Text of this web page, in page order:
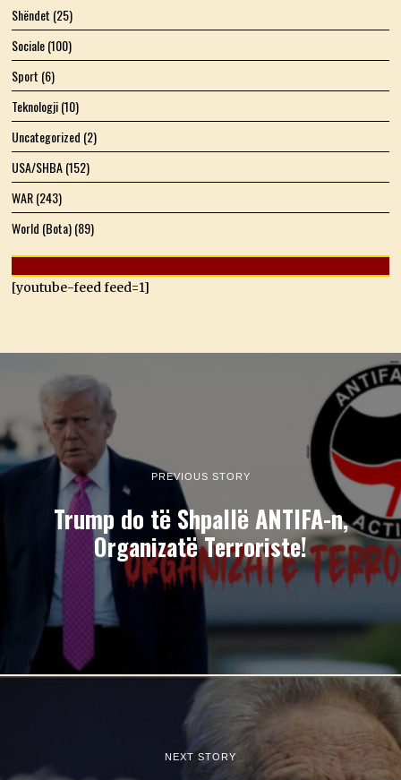
Shëndet (25)
Sociale(100)
Sport (6)
Teknologji(10)
Uncategorized (2)
USA/SHBA(152)
WAR(243)
World (Bota)(89)
[youtube-feed feed=1]
PREVIOUS STORY
Trump do të Shpallë ANTIFA-n,
Organizatë Terroriste!
NEXT STORY